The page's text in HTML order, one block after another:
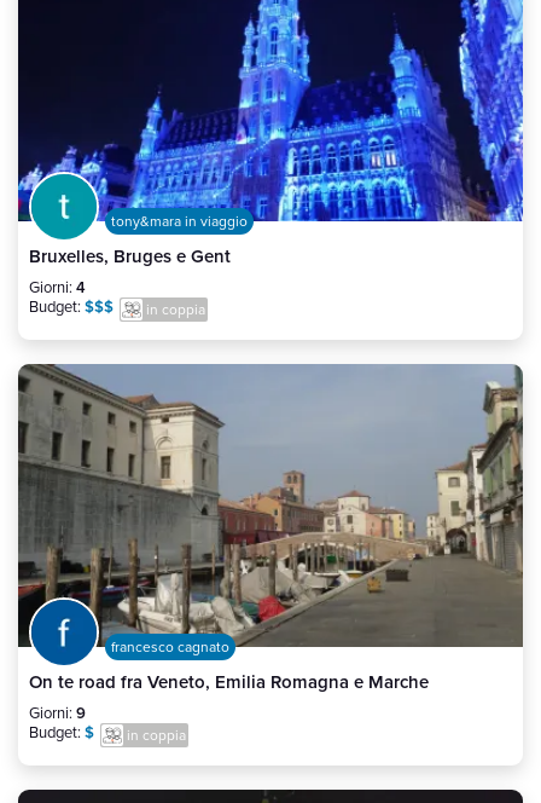
tony&mara in viaggio
Bruxelles, Bruges e Gent
Giorni: 4
Budget: $$$ in coppia
francesco cagnato
On te road fra Veneto, Emilia Romagna e Marche
Giorni: 9
Budget: $ in coppia